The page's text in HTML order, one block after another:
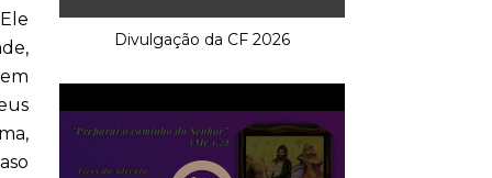
Divulgação da CF 2026